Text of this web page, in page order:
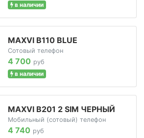
в наличии
MAXVI B110 BLUE
Сотовый телефон
4 700 руб
в наличии
MAXVI B201 2 SIM ЧЕРНЫЙ
Мобильный (сотовый) телефон
4 740 руб